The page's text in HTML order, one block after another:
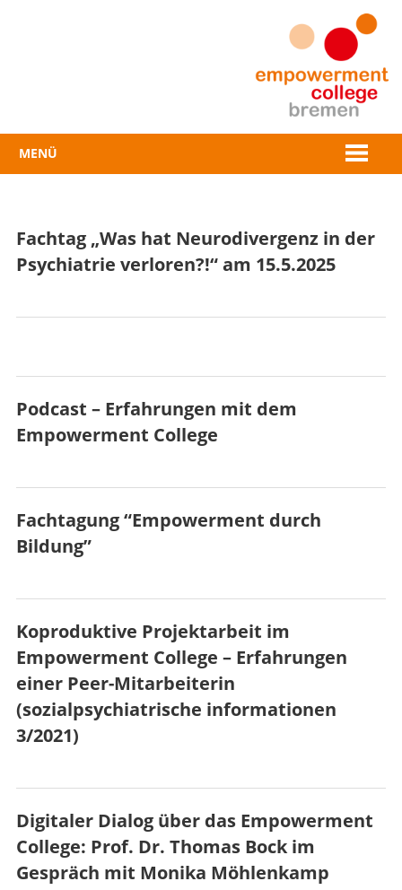
MENÜ
Fachtag „Was hat Neurodivergenz in der
Psychiatrie verloren?!“ am 15.5.2025
Podcast – Erfahrungen mit dem
Empowerment College
Fachtagung “Empowerment durch
Bildung”
Koproduktive Projektarbeit im
Empowerment College – Erfahrungen
einer Peer-Mitarbeiterin
(sozialpsychiatrische informationen
3/2021)
Digitaler Dialog über das Empowerment
College: Prof. Dr. Thomas Bock im
Gespräch mit Monika Möhlenkamp